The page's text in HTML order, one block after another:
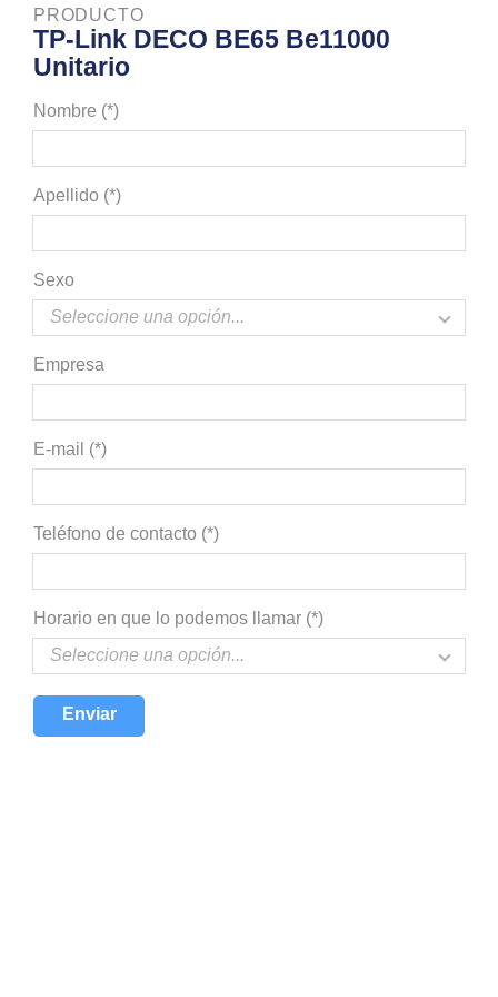
PRODUCTO
TP-Link DECO BE65 Be11000
Unitario
Nombre (*)
Apellido (*)
Sexo
Empresa
E-mail (*)
Teléfono de contacto (*)
Horario en que lo podemos llamar (*)